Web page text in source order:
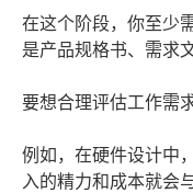
在这个阶段，你至少
是产品规格书、需求
要想合理评估工作需
例如，在硬件设计中
入的精力和成本就会